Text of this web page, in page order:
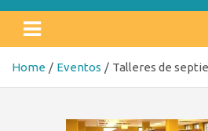
Ávila con niños
Home Eventos Talleres de